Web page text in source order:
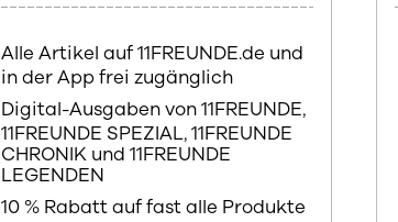
Alle Artikel auf 11FREUNDE.de und
in der App frei zugänglich
Digital-Ausgaben von 11FREUNDE,
11FREUNDE SPEZIAL, 11FREUNDE
CHRONIK und 11FREUNDE
LEGENDEN
10 % Rabatt auf fast alle Produkte